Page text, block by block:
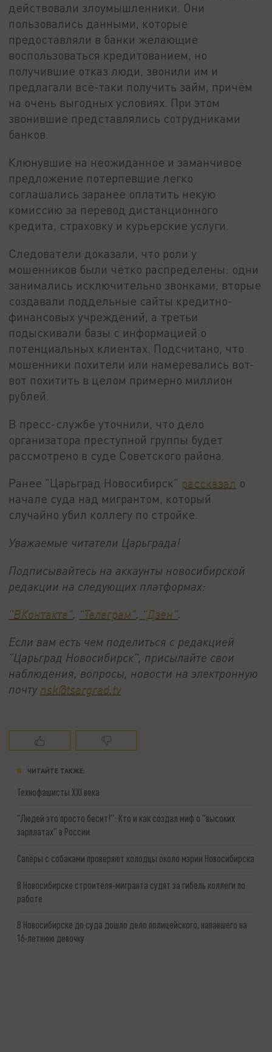
действовали злоумышленники. Они
пользовались данными, которые
предоставляли в банки желающие
воспользоваться кредитованием, но
получившие отказ люди, звонили им и
предлагали всё-таки получить займ, причём
на очень выгодных условиях. При этом
звонившие представлялись сотрудниками
банков.
Клюнувшие на неожиданное и заманчивое
предложение потерпевшие легко
соглашались заранее оплатить некую
комиссию за перевод дистанционного
кредита, страховку и курьерские услуги.
Следователи доказали, что роли у
мошенников были чётко распределены: одни
занимались исключительно звонками, вторые
создавали поддельные сайты кредитно-
финансовых учреждений, а третьи
подыскивали базы с информацией о
потенциальных клиентах. Подсчитано, что
мошенники похители или намеревались вот-
вот похитить в целом примерно миллион
рублей.
В пресс-службе уточнили, что дело
организатора преступной группы будет
рассмотрено в суде Советского района.
Ранее "Царьград Новосибирск" рассказал о
начале суда над мигрантом, который
случайно убил коллегу по стройке.
Уважаемые читатели Царьграда!
Подписывайтесь на аккаунты новосибирской
редакции на следующих платформах:
"ВКонтакте", "Телеграм", "Дзен".
Если вам есть чем поделиться с редакцией
"Царьград Новосибирск", присылайте свои
наблюдения, вопросы, новости на электронную
почту nsk@tsargrad.tv
ЧИТАЙТЕ ТАКЖЕ:
Технофашисты XXI века
"Людей это просто бесит!": Кто и как создал миф о "высоких
зарплатах" в России
Сапёры с собаками проверяют колодцы около мэрии Новосибирска
В Новосибирске строителя-мигранта судят за гибель коллеги по
работе
В Новосибирске до суда дошло дело полицейского, напавшего на
16-летнюю девочку